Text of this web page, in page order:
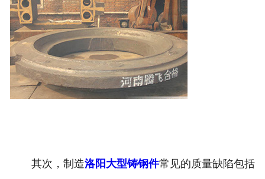
其次，制造洛阳大型铸钢件常见的质量缺陷包括